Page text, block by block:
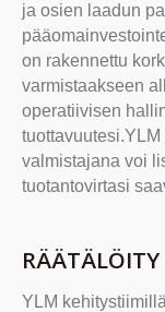
ja osien laadun
on rakennettu
varmistaakseen
operatiivisen
valmistajana voi
tuotantovirtasi
RÄÄTÄLÖITY
YLM